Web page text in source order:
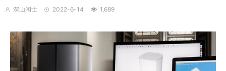
深山闲士 2022-6-14 1,689